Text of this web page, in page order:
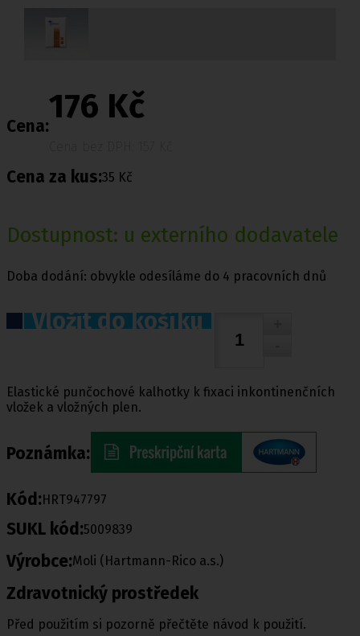
Cena:
176 Kč
Cena za kus:35 Kč
Dostupnost: u externího dodavatele
Doba dodání: obvykle odesíláme do 4 pracovních dnů
Vložit do košíku
Elastické punčochové kalhotky k fixaci inkontinenčních
vložek a vložných plen.
Poznámka:
Kód:HRT947797
SUKL kód:5009839
Výrobce:Moli (Hartmann-Rico a.s.)
Zdravotnický prostředek
Před použitím si pozorně přečtěte návod k použití.